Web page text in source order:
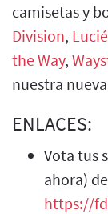
camisetas y
Division,
the Way,
nuestra
ENLACES:
Vota tus
ahora)
https://